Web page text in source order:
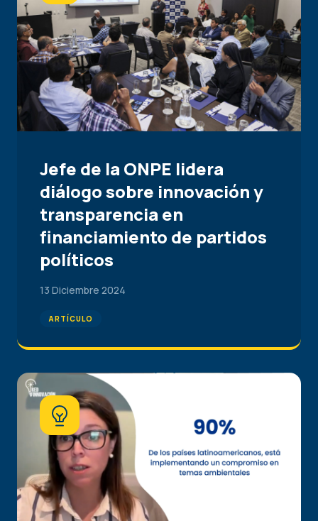
Jefe de la ONPE lidera
diálogo sobre innovación y
transparencia en
financiamiento de partidos
políticos
13 Diciembre 2024
ARTÍCULO